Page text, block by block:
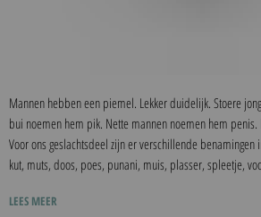
Mannen hebben een piemel. Lekker duidelijk. Stoere
bui noemen hem pik. Nette mannen noemen hem
Voor ons geslachtsdeel zijn er verschillende benamingen
kut, muts, doos, poes, punani, muis, plasser, spleetje,
LEES MEER